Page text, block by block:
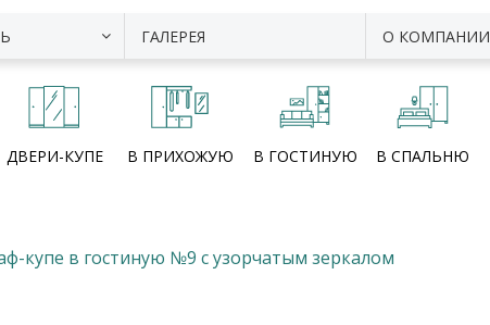
ГАЛЕРЕЯ О КОМПАНИИ
ДВЕРИ-КУПЕ В ПРИХОЖУЮ В ГОСТИНУЮ В СПАЛЬНЮ
купе в гостиную №9 с узорчатым зеркалом